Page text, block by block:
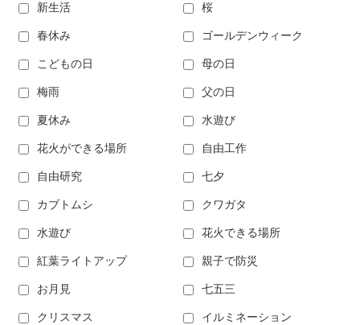
新生活 桜
春休み ゴールデンウィーク
こどもの日 母の日
梅雨 父の日
夏休み 水遊び
花火ができる場所 自由工作
自由研究 七夕
カブトムシ クワガタ
水遊び 花火できる場所
紅葉ライトアップ 親子で防災
お月見 七五三
クリスマス イルミネーション